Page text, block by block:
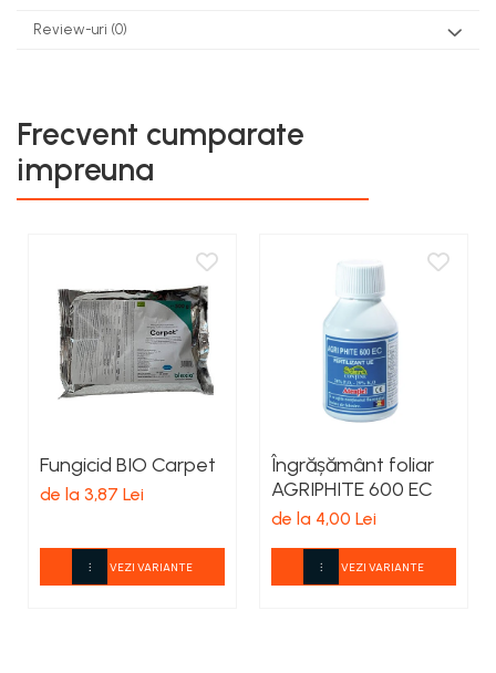
Review-uri (0)
Frecvent cumparate
impreuna
Fungicid BIO Carpet
de la 3,87 Lei
VEZI VARIANTE
Îngrășământ foliar
AGRIPHITE 600 EC
de la 4,00 Lei
VEZI VARIANTE